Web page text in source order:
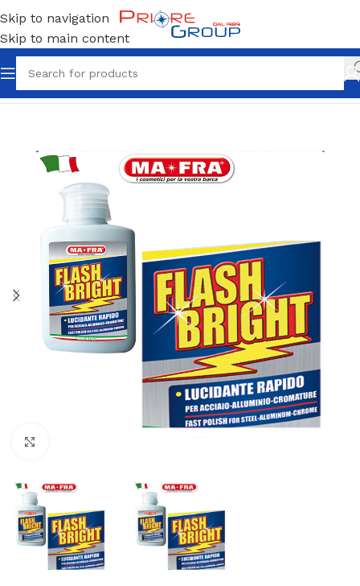
Skip to navigation
Skip to main content
Home Detergente